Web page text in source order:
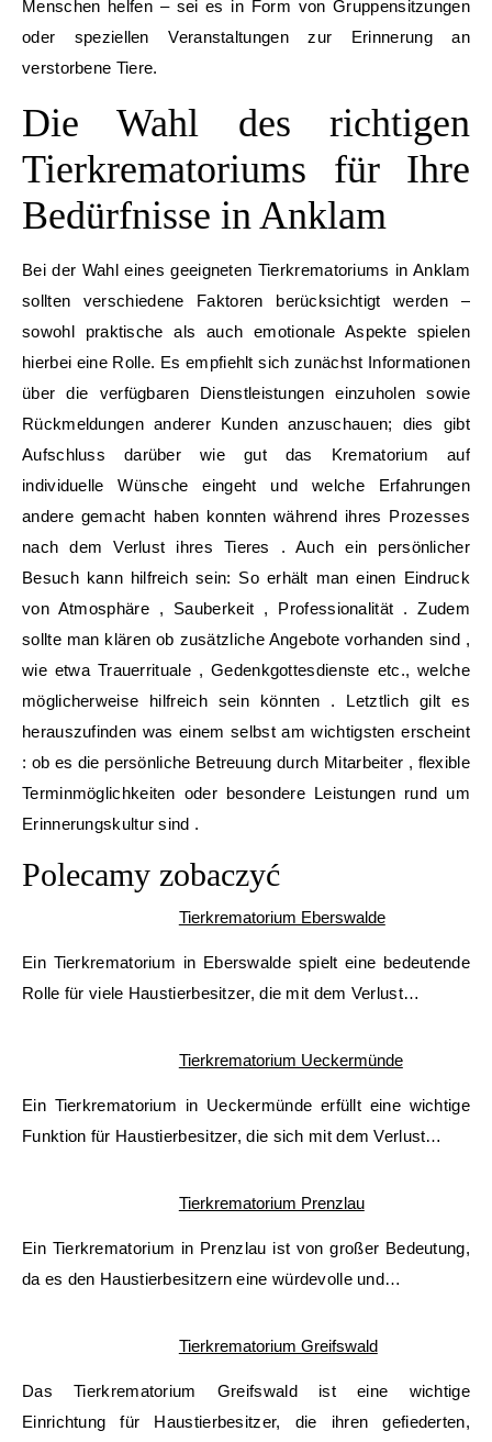
Menschen helfen – sei es in Form von Gruppensitzungen
oder speziellen Veranstaltungen zur Erinnerung an
verstorbene Tiere.
Die Wahl des richtigen
Tierkrematoriums für Ihre
Bedürfnisse in Anklam
Bei der Wahl eines geeigneten Tierkrematoriums in Anklam
sollten verschiedene Faktoren berücksichtigt werden –
sowohl praktische als auch emotionale Aspekte spielen
hierbei eine Rolle. Es empfiehlt sich zunächst Informationen
über die verfügbaren Dienstleistungen einzuholen sowie
Rückmeldungen anderer Kunden anzuschauen; dies gibt
Aufschluss darüber wie gut das Krematorium auf
individuelle Wünsche eingeht und welche Erfahrungen
andere gemacht haben konnten während ihres Prozesses
nach dem Verlust ihres Tieres . Auch ein persönlicher
Besuch kann hilfreich sein: So erhält man einen Eindruck
von Atmosphäre , Sauberkeit , Professionalität . Zudem
sollte man klären ob zusätzliche Angebote vorhanden sind ,
wie etwa Trauerrituale , Gedenkgottesdienste etc., welche
möglicherweise hilfreich sein könnten . Letztlich gilt es
herauszufinden was einem selbst am wichtigsten erscheint
: ob es die persönliche Betreuung durch Mitarbeiter , flexible
Terminmöglichkeiten oder besondere Leistungen rund um
Erinnerungskultur sind .
Polecamy zobaczyć
Tierkrematorium Eberswalde
Ein Tierkrematorium in Eberswalde spielt eine bedeutende
Rolle für viele Haustierbesitzer, die mit dem Verlust…
Tierkrematorium Ueckermünde
Ein Tierkrematorium in Ueckermünde erfüllt eine wichtige
Funktion für Haustierbesitzer, die sich mit dem Verlust…
Tierkrematorium Prenzlau
Ein Tierkrematorium in Prenzlau ist von großer Bedeutung,
da es den Haustierbesitzern eine würdevolle und…
Tierkrematorium Greifswald
Das Tierkrematorium Greifswald ist eine wichtige
Einrichtung für Haustierbesitzer, die ihren gefiederten,